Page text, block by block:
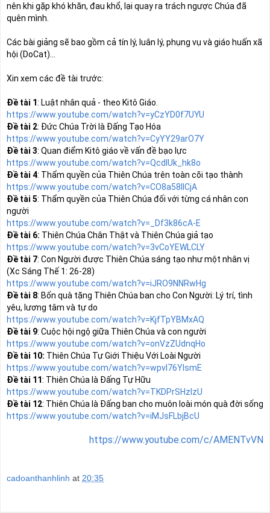
nên khi gặp khó khăn, đau khổ, lại quay ra trách ngược Chúa đã
quên mình.
Các bài giảng sẽ bao gồm cả tín lý, luân lý, phụng vụ và giáo huấn xã
hội (DoCat)…
Xin xem các đề tài trước:
Đề tài 1
https://www.youtube.com/watch?v=yCzYD0f7UYU
Đề tài 2
https://www.youtube.com/watch?v=CyYY29arO7Y
Đề tài 3
https://www.youtube.com/watch?v=QcdlUk_hk8o
Đề tài 4
https://www.youtube.com/watch?v=CO8a58IICjA
Đề tài 5: Thẩm quyền của Thiên Chúa đối với từng cá nhân con
https://www.youtube.com/watch?v=_Df3k86cA-E
Đề tài 6:
https://www.youtube.com/watch?v=3vCoYEWLCLY
Đề tài 7: Con Người được Thiên Chúa sáng tạo như một nhân vị
https://www.youtube.com/watch?v=iJRO9NNRwHg
Đề tài 8: Bốn quà tặng Thiên Chúa ban cho Con Người: Lý trí, tình
https://www.youtube.com/watch?v=KjfTpYBMxAQ
Đề tài 9
https://www.youtube.com/watch?v=onVzZUdnqHo
Đề tài 10:
https://www.youtube.com/watch?v=wpvI76YIsmE
Đề tài 11
https://www.youtube.com/watch?v=TKDPrSHzlzU
Đề tài 12
https://www.youtube.com/watch?v=iMJsFLbjBcU
https://www.youtube.com/c/AMENTvVN
cadoanthanhlinh at 20:35